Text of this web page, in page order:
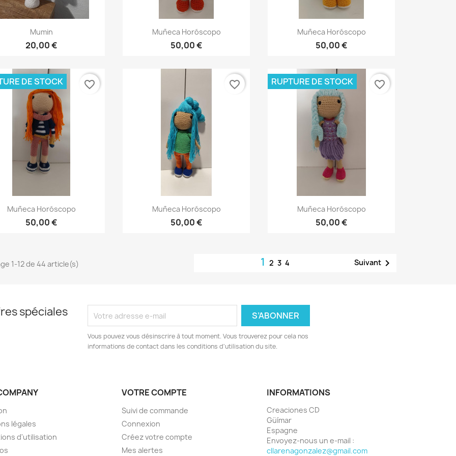
Aperçu rapide
Mumin
20,00 €
Aperçu rapide
Muñeca Horóscopo
50,00 €
Aperçu rapide
Muñeca Horóscopo
50,00 €
Aperçu rapide
Muñeca Horóscopo
50,00 €
DE STOCK favorite_border
Aperçu rapide
Muñeca Horóscopo
50,00 €
favorite_border
Aperçu rapide
Muñeca Horóscopo
50,00 €
RUPTURE DE STOCK favorite_border
1-12 de 44 article(s) 1234 Suivant
spéciales
Vous pouvez vous désinscrire à tout moment. Vous trouverez pour cela nos
informations de contact dans les conditions d'utilisation du site.
légales
d'utilisation
VOTRE COMPTE
Suivi de commande
Connexion
Créez votre compte
Mes alertes
INFORMATIONS
Creaciones CD
Güímar
Espagne
Envoyez-nous un e-mail :
cllarenagonzalez@gmail.com